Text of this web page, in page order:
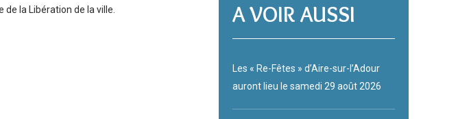
la Libération de la ville. A VOIR AUSSI
Les « Re-Fêtes » d’Aire-sur-l’Adour
auront lieu le samedi 29 août 2026